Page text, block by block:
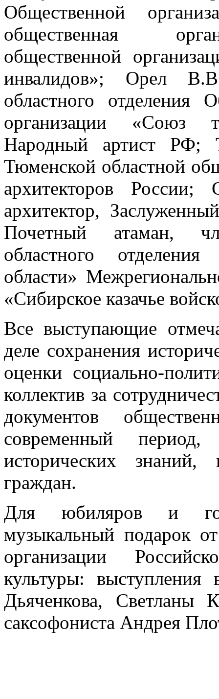
Общественной
общественная
общественной
инвалидов»; Орел
областного отделения
организации «Союз
Народный артист РФ;
Тюменской областной
архитекторов России;
архитектор,
Почетный атаман,
областного
области»
«Сибирское казачье
Все выступающие
деле сохранения
оценки социально-
коллектив за
документов
современный
исторических знаний,
граждан.
Для юбиляров и
музыкальный подарок
организации
культуры: выступления
Дьяченкова, Светланы
саксофониста Андрея